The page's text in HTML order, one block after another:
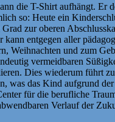
die T-Shirt aufhängt. Er
so: Heute ein
zur oberen
entgegen aller
Weihnachten und zum
vermeidbaren
Dies wiederum führt
was das Kind aufgrund
für die berufliche
Verlauf der